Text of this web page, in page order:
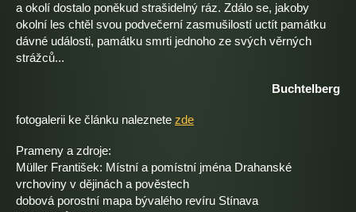
a okolí dostalo poněkud strašidelný ráz. Zdálo se, jakoby
okolní les chtěl svou podvečerní zasmušilostí uctít památku
dávné události, památku smrti jednoho ze svých věrných
strážců...
Buchtelberg
fotogalerii ke článku naleznete zde
Prameny a zdroje:
Müller František: Místní a pomístní jména Drahanské
vrchoviny v dějinách a pověstech
dobová porostní mapa bývalého revíru Stínava